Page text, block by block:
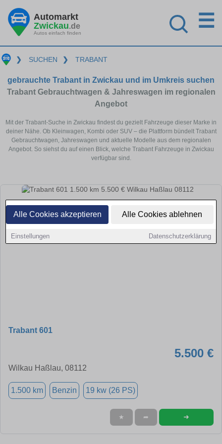
Alle Cookies akzeptieren Alle Cookies ablehnen
Einstellungen Datenschutzerklärung
Automarkt
Zwickau.de
Autos einfach finden
☰
❯ SUCHEN ❯ TRABANT
gebrauchte Trabant in Zwickau und im Umkreis suchen
Trabant Gebrauchtwagen & Jahreswagen im regionalen
Angebot
Mit der Trabant-Suche in Zwickau findest du gezielt Fahrzeuge dieser Marke in
deiner Nähe. Ob Kleinwagen, Kombi oder SUV – die Plattform bündelt Trabant
Gebrauchtwagen, Jahreswagen und aktuelle Modelle aus dem regionalen
Angebot. So siehst du auf einen Blick, welche Trabant Fahrzeuge in Zwickau
verfügbar sind.
Trabant 601
5.500 €
Wilkau Haßlau, 08112
1.500 km Benzin 19 kw (26 PS)
★ ➦ ➜